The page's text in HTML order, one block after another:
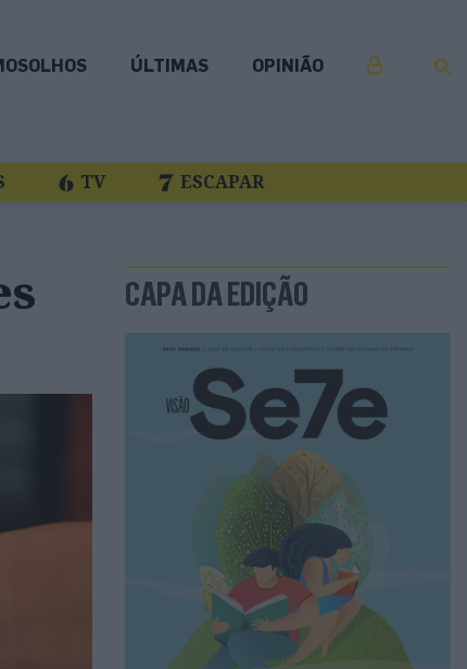
ÚLTIMAS OPINIÃO
TV ESCAPAR
CAPA DA EDIÇÃO